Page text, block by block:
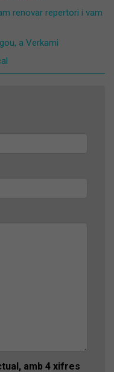
renovar repertori i vam
a Verkami
amb 4 xifres